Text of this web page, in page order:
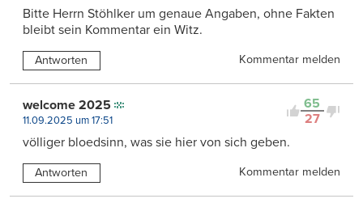
Bitte Herrn Stöhlker um genaue Angaben, ohne Fakten
bleibt sein Kommentar ein Witz.
Antworten Kommentar melden
65
27
welcome 2025
11.09.2025 um 17:51
völliger bloedsinn, was sie hier von sich geben.
Antworten Kommentar melden